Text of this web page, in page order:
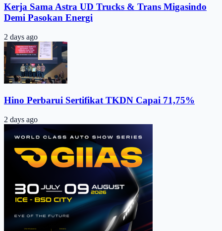
Kerja Sama Astra UD Trucks & Trans Migasindo
Demi Pasokan Energi
2 days ago
Hino Perbarui Sertifikat TKDN Capai 71,75%
2 days ago